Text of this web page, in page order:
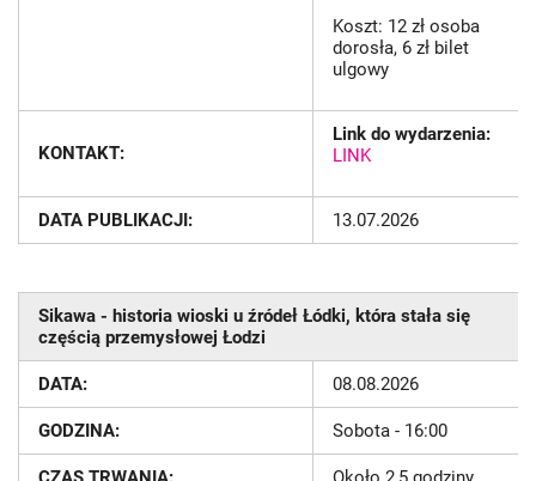
Koszt: 12 zł osoba
dorosła, 6 zł bilet
ulgowy
KONTAKT:
Link do wydarzenia:
LINK
DATA PUBLIKACJI: 13.07.2026
Sikawa - historia wioski u źródeł Łódki, która stała się
częścią przemysłowej Łodzi
DATA: 08.08.2026
GODZINA: Sobota - 16:00